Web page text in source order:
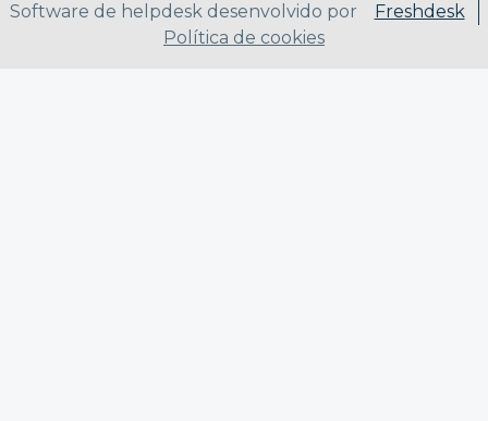
Software de helpdesk desenvolvido por
Freshdesk
Política de cookies